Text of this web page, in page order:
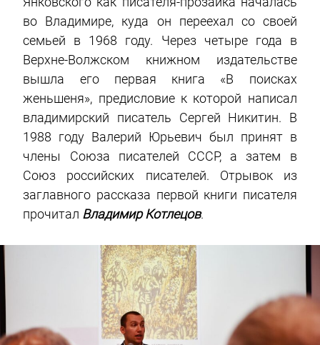
во Владимире, куда он переехал со своей
семьей в 1968 году. Через четыре года в
Верхне-Волжском книжном издательстве
вышла его первая книга «В поисках
женьшеня», предисловие к которой написал
владимирский писатель Сергей Никитин. В
1988 году Валерий Юрьевич был принят в
члены Союза писателей СССР, а затем в
Союз российских писателей. Отрывок из
заглавного рассказа первой книги писателя
прочитал Владимир Котлецов.